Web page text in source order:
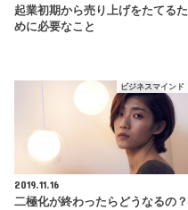
起業初期から売り上げをたてるた
めに必要なこと
ビジネスマインド
2019.11.16
二極化が終わったらどうなるの？